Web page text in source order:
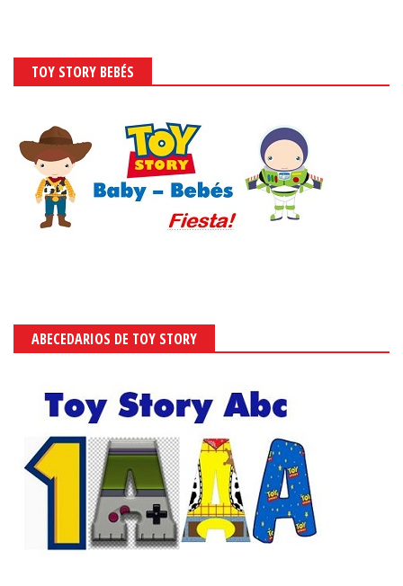
TOY STORY BEBÉS
ABECEDARIOS DE TOY STORY